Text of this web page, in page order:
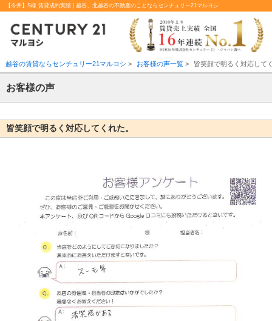
【今井】S様 賃貸成約実績 | 越谷、北越谷の不動産のことならセンチュリー21マルヨシ
越谷の賃貸ならセンチュリー21マルヨシ > お客様の声一覧> 皆笑顔で明るく対応して
お客様の声
皆笑顔で明るく対応してくれた。